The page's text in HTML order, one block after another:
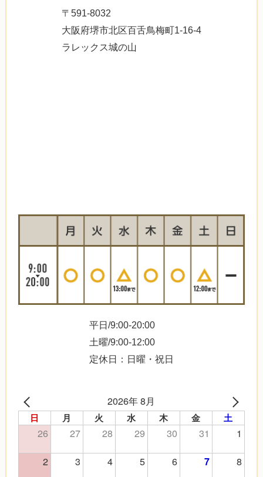
〒591-8032
大阪府堺市北区百舌鳥梅町1-16-4
ラレックス城の山
平日/9:00-20:00
土曜/9:00-12:00
定休日：日曜・祝日
2026年 8月
日 月 火 水 木 金 土
26 27 28 29 30 31
1
2
3 4 5 6 7
8